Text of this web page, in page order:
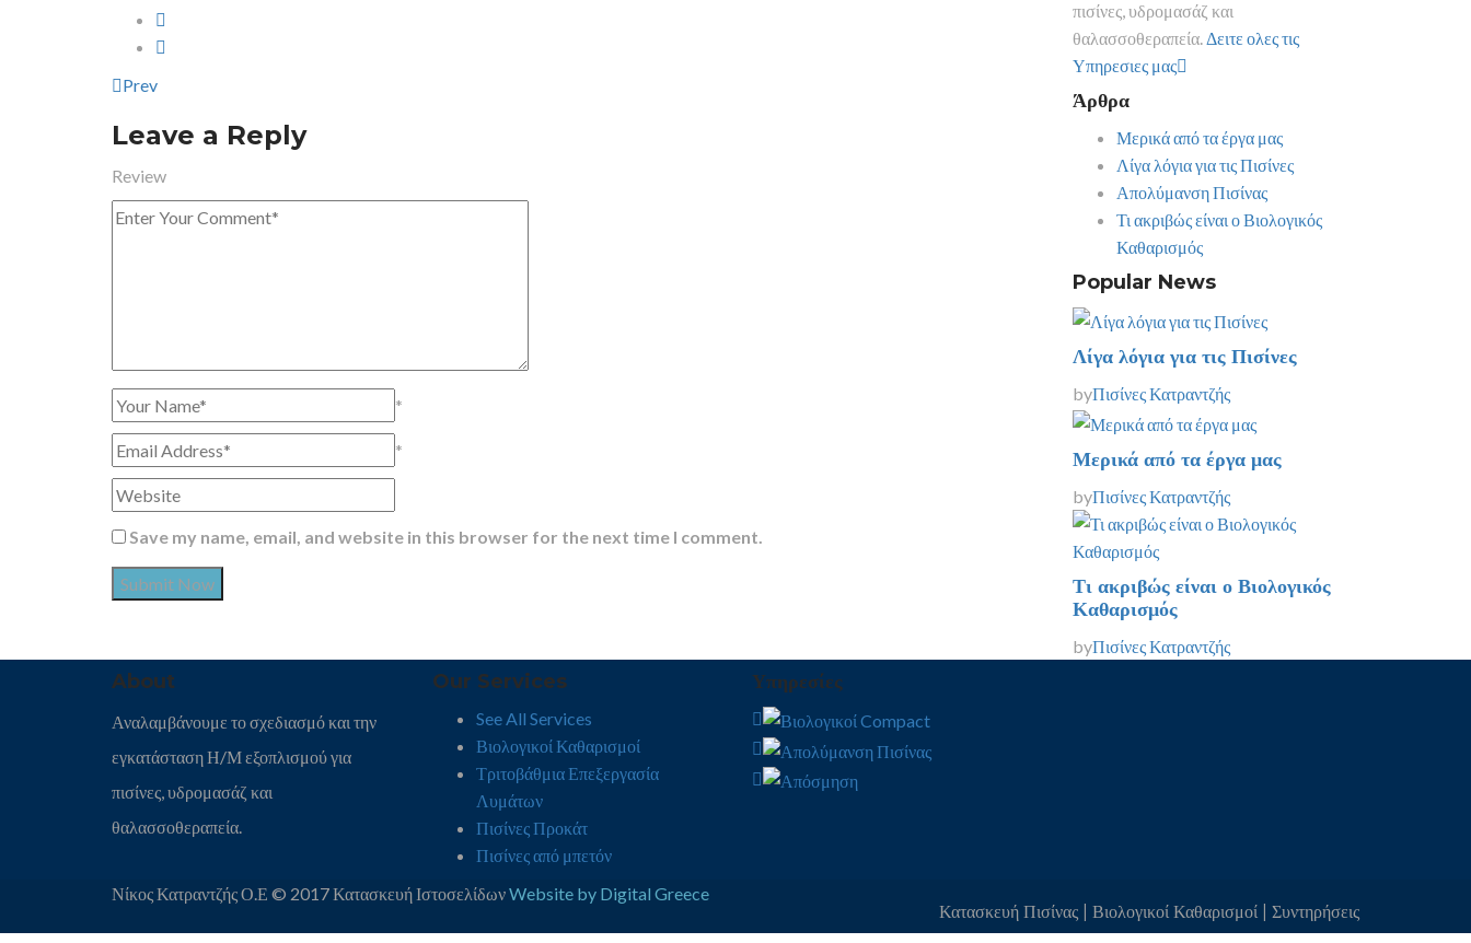
Prev
Leave a Reply
Review
*
*
Save my name, email, and website in this browser for the next time I comment.
πισίνες, υδρομασάζ και
θαλασσοθεραπεία. Δειτε ολες τις
Υπηρεσιες μας
Άρθρα
Μερικά από τα έργα μας
Λίγα λόγια για τις Πισίνες
Απολύμανση Πισίνας
Τι ακριβώς είναι ο Βιολογικός
Καθαρισμός
Popular News
Λίγα λόγια για τις Πισίνες
byΠισίνες Κατραντζής
Μερικά από τα έργα μας
byΠισίνες Κατραντζής
Τι ακριβώς είναι ο Βιολογικός
Καθαρισμός
byΠισίνες Κατραντζής
About
Αναλαμβάνουμε το σχεδιασμό και την
εγκατάσταση Η/Μ εξοπλισμού για
πισίνες, υδρομασάζ και
θαλασσοθεραπεία.
Our Services
See All Services
Βιολογικοί Καθαρισμοί
Τριτοβάθμια Επεξεργασία
Λυμάτων
Πισίνες Προκάτ
Πισίνες από μπετόν
Υπηρεσίες
Νίκος Κατραντζής Ο.Ε © 2017 Κατασκευή ΙστοσελίδωνWebsite by Digital Greece
Κατασκευή Πισίνας | Βιολογικοί Καθαρισμοί | Συντηρήσεις